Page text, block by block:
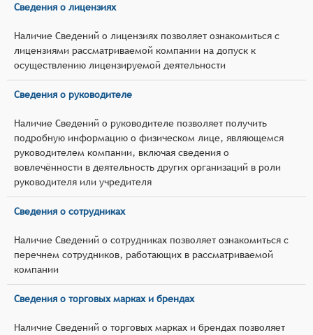
Сведения о лицензиях
Наличие Сведений о лицензиях позволяет ознакомиться с
лицензиями рассматриваемой компании на допуск к
осуществлению лицензируемой деятельности
Сведения о руководителе
Наличие Сведений о руководителе позволяет получить
подробную информацию о физическом лице, являющемся
руководителем компании, включая сведения о
вовлечённости в деятельность других организаций в роли
руководителя или учредителя
Сведения о сотрудниках
Наличие Сведений о сотрудниках позволяет ознакомиться с
перечнем сотрудников, работающих в рассматриваемой
компании
Сведения о торговых марках и брендах
Наличие Сведений о торговых марках и брендах позволяет